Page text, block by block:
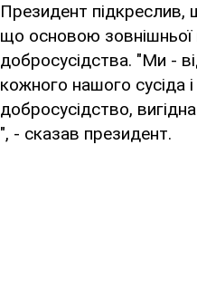
Президент підкреслив,
що основою зовнішньої
добросусідства. "Ми -
кожного нашого сусіда
добросусідство,
", - сказав президент.